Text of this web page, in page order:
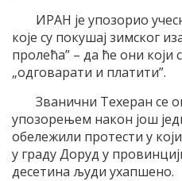
ИРАН је упозорио
које су покушај зимског
пролећа” – да ће они који
„одговарати и платити”.
Званични Техеран се
упозорењем након још
обележили протести у
у граду Доруд у
десетина људи ухапшено.